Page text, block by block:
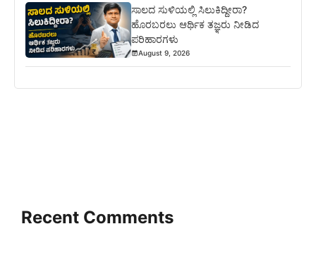
ಸಾಲದ ಸುಳಿಯಲ್ಲಿ ಸಿಲುಕಿದ್ದೀರಾ?
ಹೊರಬರಲು ಆರ್ಥಿಕ ತಜ್ಞರು ನೀಡಿದ
ಪರಿಹಾರಗಳು
August 9, 2026
Recent Comments